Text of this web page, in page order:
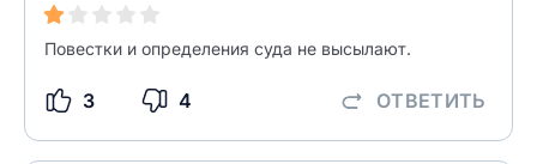
Повестки и определения суда не высылают.
3 4 ОТВЕТИТЬ
0/500
Как вы оцените судебный участок?
0/500
разрешить публикацию отзыва
НАЙТИ МЕНЯ
ЗАКРЫТЬ СОХРАНИТЬ